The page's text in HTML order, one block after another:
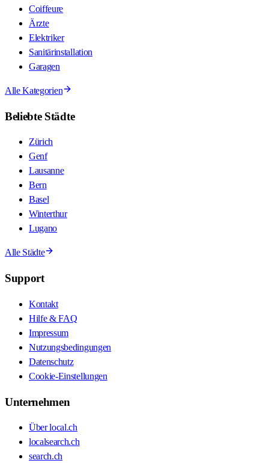
Coiffeure
Ärzte
Elektriker
Sanitärinstallation
Garagen
Alle Kategorien
Beliebte Städte
Zürich
Genf
Lausanne
Bern
Basel
Winterthur
Lugano
Alle Städte
Support
Kontakt
Hilfe & FAQ
Impressum
Nutzungsbedingungen
Datenschutz
Cookie-Einstellungen
Unternehmen
Über local.ch
localsearch.ch
search.ch